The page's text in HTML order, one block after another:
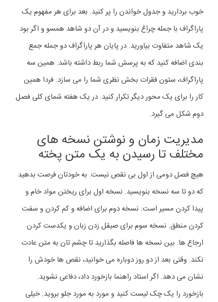
خوب بردارید و جدول خواندن را پر کنید. بعد برای هر مفهوم یک
پاراگراف با جمله چراغ بنویسید و در آن دو شاهد همسو و اگر بود
یک شاهد متفاوت بیاورید. در پایان هر پاراگراف دو جمله جمع
بندی اضافه کنید که به پرسش شما ربط داشته باشد. همین سه
پاراگراف، ستون فقرات بخش نظری شما را می سازد. فردا همین
کار را برای یک محور دیگر تکرار کنید. در یک هفته شمای کلی فصل
دوم شکل می گیرد.
مدیریت زمان و نوشتن نسخه های
مختلف تا رسیدن به یک متن پخته
هیچ فصل دومی از اول بی نقص نیست. به خودتان فرصت بدهید
که دو تا سه نسخه بنویسید. نسخه اول برای ریختن مواد خام و
پیدا کردن مسیر است. نسخه دوم برای اضافه و کم کردن و سفت
کردن منطق. نسخه سوم برای صیقل زدن زبان و یکدست کردن
ارجاع ها. بین نسخه ها فاصله بگذارید تا چشم تان به متن عادت
نکند. وقتی بعد از دو روز دوباره می خوانید، نقص ها خودش را
نشان می دهد. اگر استاد راهنما بازخورد داد، دفاعی نشوید.
بازخورد را یک چک لیست کنید و مورد به مورد جلو بروید. خیلی